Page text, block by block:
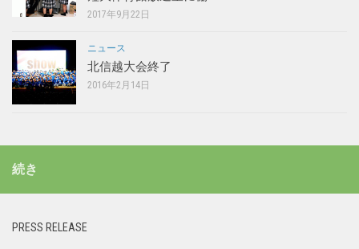
2017年9月22日
ニュース
北信越大会終了
2016年2月14日
続き
PRESS RELEASE